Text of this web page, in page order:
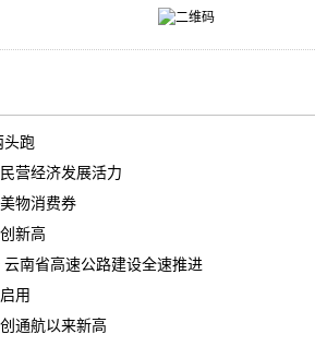
头跑
营经济发展活力
物消费券
新高
南省高速公路建设全速推进
用
通航以来新高